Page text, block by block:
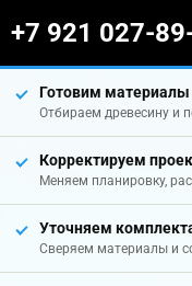
+7 921 027-
Готовим
Отбираем древесину и
Корректируем
Меняем планировку,
Уточняем
Сверяем материалы и